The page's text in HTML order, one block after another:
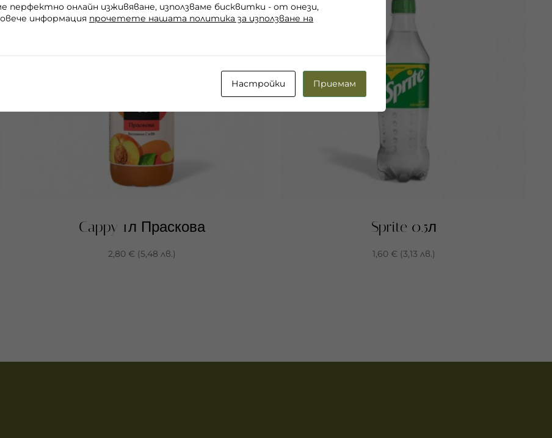
Cappy 1л Праскова
2,80 € (5,48 лв. )
Sprite 0.5л
1,60 € (3,13 лв. )
перфектно онлайн изживяване, използваме бисквитки - от онези,
информация прочетете нашата политика за използване на
Настройки Приемам